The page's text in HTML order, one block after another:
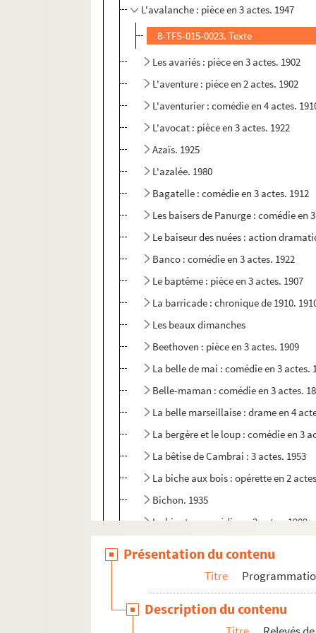
L'avalanche : pièce en 3 actes. 1947
8-TFS-015-0023. Texte
Les avariés : pièce en 3 actes. 1902
L'aventure : pièce en 2 actes. 1902
L'aventurier : comédie en 4 actes.
L'avocat : pièce en 3 actes. 1922
Azaïs. 1925
L'azalée. 1980
Bagatelle : comédie en 3 actes. 1912
Les baisers de Panurge : comédie en
Le baiseur des nuées : action
Banco : comédie en 3 actes. 1922
Le baptême : pièce en 3 actes. 1907
La barricade : chronique de 1910.
Les beaux dimanches
Beethoven : pièce en 3 actes. 1909
La belle de mai : comédie en 3 actes.
Belle-maman : comédie en 3 actes.
La belle marseillaise : drame en 4
La bergère et le loup : comédie en 3
La bêtise de Cambrai : 3 actes. 1953
La biche aux bois : opérette en 2
Bichon. 1935
La bigote : comédie en 2 actes. 1909
Bluff : comédie en 3 actes. 1931
Présentation du contenu
Titre
Description du contenu